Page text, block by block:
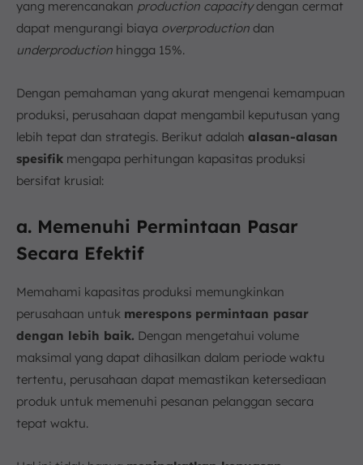
yang merencanakan production capacitydengan cermat
dapat mengurangi biaya overproduction dan
underproduction hingga 15%.
Dengan pemahaman yang akurat mengenai kemampuan
produksi, perusahaan dapat mengambil keputusan yang
lebih tepat dan strategis. Berikut adalah alasan-alasan
spesifik mengapa perhitungan kapasitas produksi
bersifat krusial:
a. Memenuhi Permintaan Pasar
Secara Efektif
Memahami kapasitas produksi memungkinkan
perusahaan untuk merespons permintaan pasar
dengan lebih baik. Dengan mengetahui volume
maksimal yang dapat dihasilkan dalam periode waktu
tertentu, perusahaan dapat memastikan ketersediaan
produk untuk memenuhi pesanan pelanggan secara
tepat waktu.